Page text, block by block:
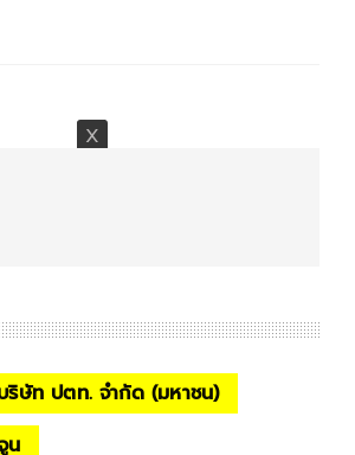
ริษัท ปตท. จำกัด (มหาชน)
น